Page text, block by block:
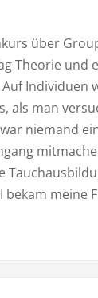
über
Theorie und
Individuen
als man
niemand
bekam meine